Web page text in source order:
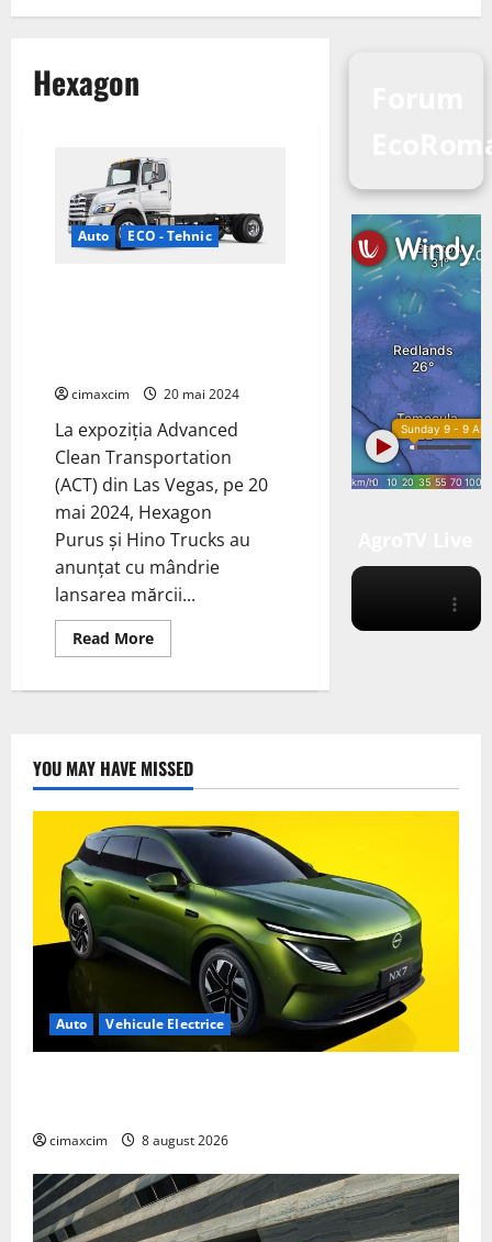
Hexagon
Auto ECO - Tehnic
cimaxcim 20 mai 2024
La expoziția Advanced
Clean Transportation
(ACT) din Las Vegas, pe 20
mai 2024, Hexagon
Purus și Hino Trucks au
anunțat cu mândrie
lansarea mărcii...
Read MoreRead
more
Purus
au
anunțat
cu
mândrie
lansarea
mărcii
de
camioane
cu
emisii
zero,
Tern
YOU MAY HAVE MISSED
Auto Vehicule Electrice
cimaxcim 8 august 2026